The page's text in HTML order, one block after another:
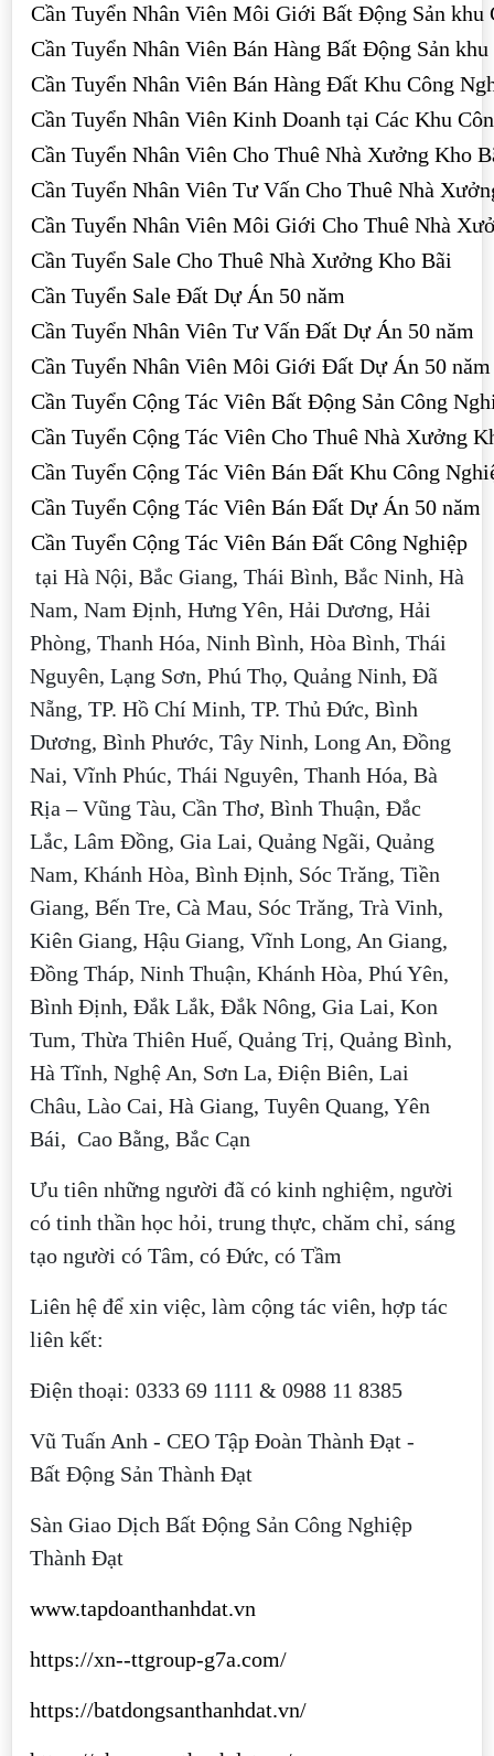
Cần Tuyển Nhân Viên Môi Giới Bất Động Sản khu
Cần Tuyển Nhân Viên Bán Hàng Bất Động Sản
Cần Tuyển Nhân Viên Bán Hàng Đất Khu Công
Cần Tuyển Nhân Viên Kinh Doanh tại Các Khu
Cần Tuyển Nhân Viên Cho Thuê Nhà Xưởng Kho
Cần Tuyển Nhân Viên Tư Vấn Cho Thuê Nhà
Cần Tuyển Nhân Viên Môi Giới Cho Thuê Nhà
Cần Tuyển Sale Cho Thuê Nhà Xưởng Kho Bãi
Cần Tuyển Sale Đất Dự Án 50 năm
Cần Tuyển Nhân Viên Tư Vấn Đất Dự Án 50 năm
Cần Tuyển Nhân Viên Môi Giới Đất Dự Án 50 năm
Cần Tuyển Cộng Tác Viên Bất Động Sản Công
Cần Tuyển Cộng Tác Viên Cho Thuê Nhà Xưởng
Cần Tuyển Cộng Tác Viên Bán Đất Khu Công
Cần Tuyển Cộng Tác Viên Bán Đất Dự Án 50 năm
Cần Tuyển Cộng Tác Viên Bán Đất Công Nghiệp
tại Hà Nội, Bắc Giang, Thái Bình, Bắc Ninh, Hà
Nam, Nam Định, Hưng Yên, Hải Dương, Hải
Phòng, Thanh Hóa, Ninh Bình, Hòa Bình, Thái
Nguyên, Lạng Sơn, Phú Thọ, Quảng Ninh, Đã
Nẵng, TP. Hồ Chí Minh, TP. Thủ Đức, Bình
Dương, Bình Phước, Tây Ninh, Long An, Đồng
Nai, Vĩnh Phúc, Thái Nguyên, Thanh Hóa, Bà
Rịa – Vũng Tàu, Cần Thơ, Bình Thuận, Đắc
Lắc, Lâm Đồng, Gia Lai, Quảng Ngãi, Quảng
Nam, Khánh Hòa, Bình Định, Sóc Trăng, Tiền
Giang, Bến Tre, Cà Mau, Sóc Trăng, Trà Vinh,
Kiên Giang, Hậu Giang, Vĩnh Long, An Giang,
Đồng Tháp, Ninh Thuận, Khánh Hòa, Phú Yên,
Bình Định, Đắk Lắk, Đắk Nông, Gia Lai, Kon
Tum, Thừa Thiên Huế, Quảng Trị, Quảng Bình,
Hà Tĩnh, Nghệ An, Sơn La, Điện Biên, Lai
Châu, Lào Cai, Hà Giang, Tuyên Quang, Yên
Bái, Cao Bằng, Bắc Cạn
Ưu tiên những người đã có kinh nghiệm, người
có tinh thần học hỏi, trung thực, chăm chỉ, sáng
tạo người có Tâm, có Đức, có Tầm
Liên hệ để xin việc, làm cộng tác viên, hợp tác
liên kết:
Điện thoại: 0333 69 1111 & 0988 11 8385
Vũ Tuấn Anh - CEO Tập Đoàn Thành Đạt -
Bất Động Sản Thành Đạt
Sàn Giao Dịch Bất Động Sản Công Nghiệp
Thành Đạt
www.tapdoanthanhdat.vn
https://xn--ttgroup-g7a.com/
https://batdongsanthanhdat.vn/